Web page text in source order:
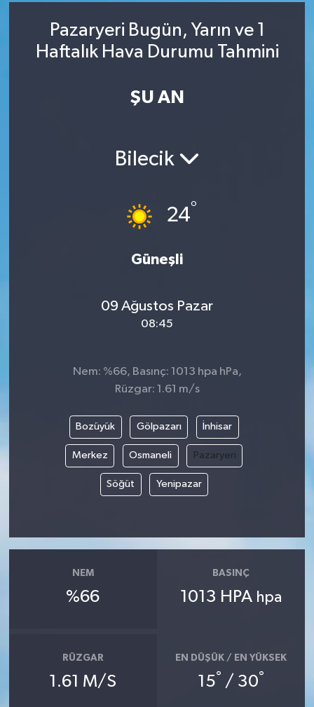
Pazaryeri Bugün, Yarın ve 1
Haftalık Hava Durumu Tahmini
ŞU AN
Bilecik
24°
Güneşli
09 Ağustos Pazar
08:45
Nem: %66, Basınç: 1013 hpa hPa,
Rüzgar: 1.61 m/s
Bozüyük Gölpazarı İnhisar
Merkez Osmaneli Pazaryeri
Söğüt Yenipazar
NEM
%66
BASINÇ
1013 HPA hpa
RÜZGAR
1.61 M/S
EN DÜŞÜK / EN YÜKSEK
15° / 30°
RESMİ İLAN
BİLİM VE TEKNOLOJİ
RESMİ İLAN
Yaşam